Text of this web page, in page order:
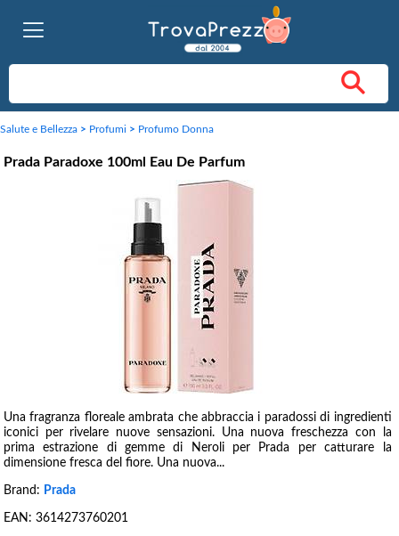
Salute e Bellezza > Profumi > Profumo Donna
Prada Paradoxe 100ml Eau De Parfum
Una fragranza floreale ambrata che abbraccia i paradossi di ingredienti
iconici per rivelare nuove sensazioni. Una nuova freschezza con la
prima estrazione di gemme di Neroli per Prada per catturare la
dimensione fresca del fiore. Una nuova...
Brand: Prada
EAN: 3614273760201